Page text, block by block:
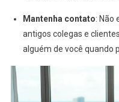
Mantenha contato: Não
antigos colegas e
alguém de você quando